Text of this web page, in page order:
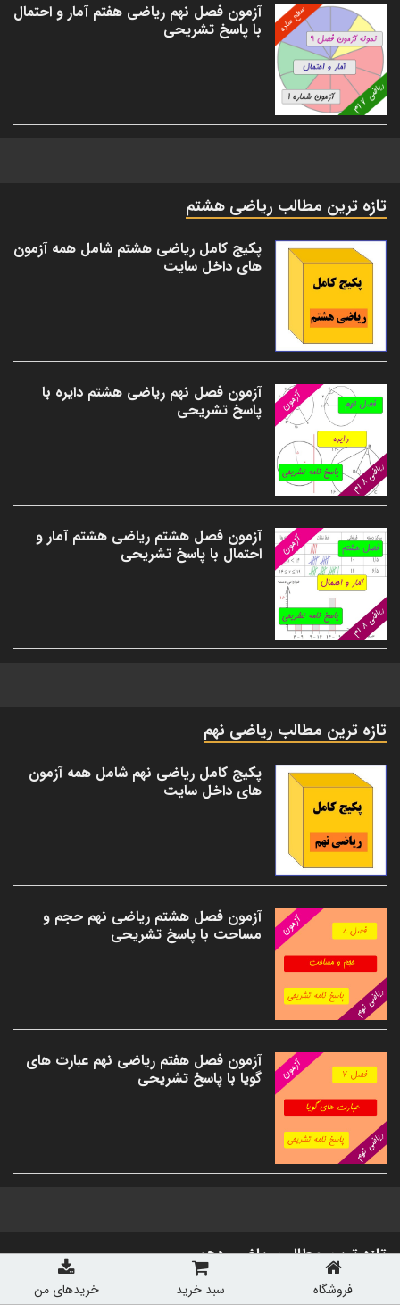
آزمون فصل نهم ریاضی هفتم آمار و احتمال
با پاسخ تشریحی
تازه ترین مطالب ریاضی هشتم
پکیج کامل ریاضی هشتم شامل همه آزمون
های داخل سایت
آزمون فصل نهم ریاضی هشتم دایره با
پاسخ تشریحی
آزمون فصل هشتم ریاضی هشتم آمار و
احتمال با پاسخ تشریحی
تازه ترین مطالب ریاضی نهم
پکیج کامل ریاضی نهم شامل همه آزمون
های داخل سایت
آزمون فصل هشتم ریاضی نهم حجم و
مساحت با پاسخ تشریحی
آزمون فصل هفتم ریاضی نهم عبارت های
گویا با پاسخ تشریحی
تازه ترین مطالب ریاضی دهم
پکیج کامل ریاضی دهم شامل همه آزمون
فروشگاه سبد خرید خریدهای من